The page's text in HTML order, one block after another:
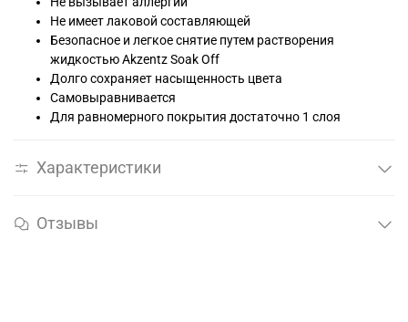
Не имеет лаковой составляющей
Безопасное и легкое снятие путем растворения
жидкостью Akzentz Soak Off
Долго сохраняет насыщенность цвета
Самовыравнивается
Для равномерного покрытия достаточно 1 слоя
Характеристики
Отзывы